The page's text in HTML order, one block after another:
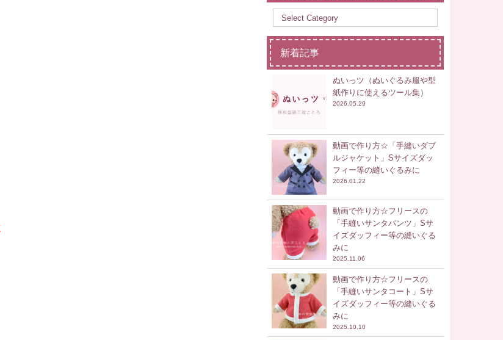
新着記事
ぬいっツ（ぬいぐるみ服や型
紙作りに使えるツール集）
2026.05.29
動画で作り方☆「手縫いダブ
ルジャケット」Sサイズダッ
フィー等の縫いぐるみに
2026.01.22
動画で作り方☆フリースの
「手縫いサンタパンツ」Sサ
イズダッフィー等の縫いぐる
みに
2025.11.06
動画で作り方☆フリースの
「手縫いサンタコート」Sサ
イズダッフィー等の縫いぐる
みに
2025.10.10